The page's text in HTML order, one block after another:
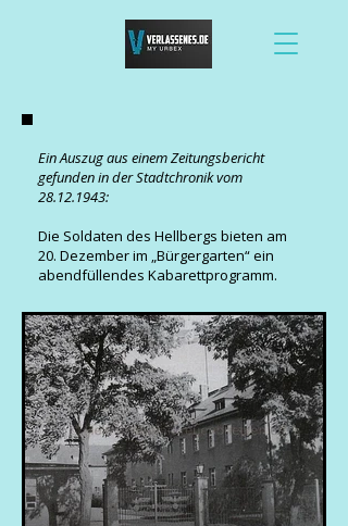
Ein Auszug aus einem Zeitungsbericht
gefunden in der Stadtchronik vom
28.12.1943:
Die Soldaten des Hellbergs bieten am
20. Dezember im „Bürgergarten“ ein
abendfüllendes Kabarettprogramm.